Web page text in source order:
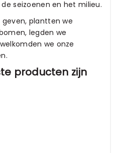
seizoenen en het milieu.
plantten we
legden we
we onze
producten zijn